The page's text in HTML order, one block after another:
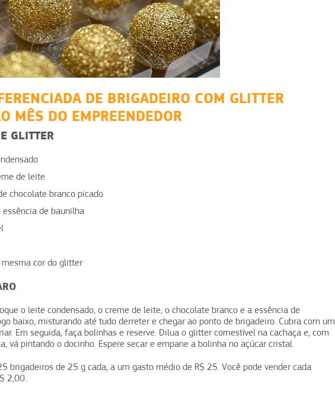
DE BRIGADEIRO COM GLITTER
MÊS DO EMPREENDEDOR
GLITTER
de leite
chocolate branco picado
essência de baunilha
cor do glitter
o leite condensado, o creme de leite, o chocolate branco e a essência de
baixo, misturando até tudo derreter e chegar ao ponto de brigadeiro. Cubra com um
Em seguida, faça bolinhas e reserve. Dilua o glitter comestível na cachaça e, com
vá pintando o docinho. Espere secar e empane a bolinha no açúcar cristal.
brigadeiros de 25 g cada, a um gasto médio de R$ 25. Você pode vender cada
2,00.